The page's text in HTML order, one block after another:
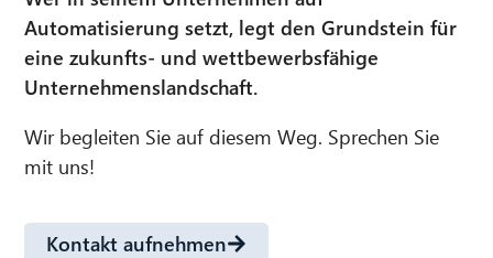
Automatisierung setzt, legt den Grundstein für
eine zukunfts- und wettbewerbsfähige
Unternehmenslandschaft.
Wir begleiten Sie auf diesem Weg. Sprechen Sie
mit uns!
Kontakt aufnehmen